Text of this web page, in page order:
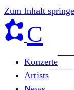
Zum Inhalt
C
Konzerte
Artists